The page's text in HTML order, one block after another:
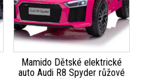
Mamido Dětské elektrické
auto Audi R8 Spyder růžové